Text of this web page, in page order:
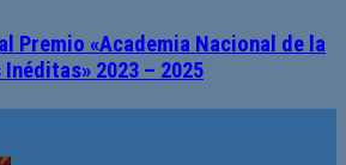
Premio «Academia Nacional de la
2023 – 2025